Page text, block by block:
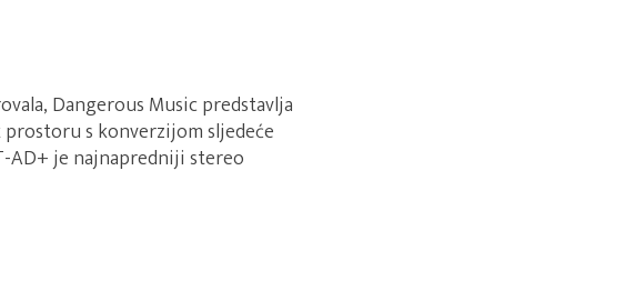
Dangerous Music predstavlja
s konverzijom sljedeće
AD+ je najnapredniji stereo